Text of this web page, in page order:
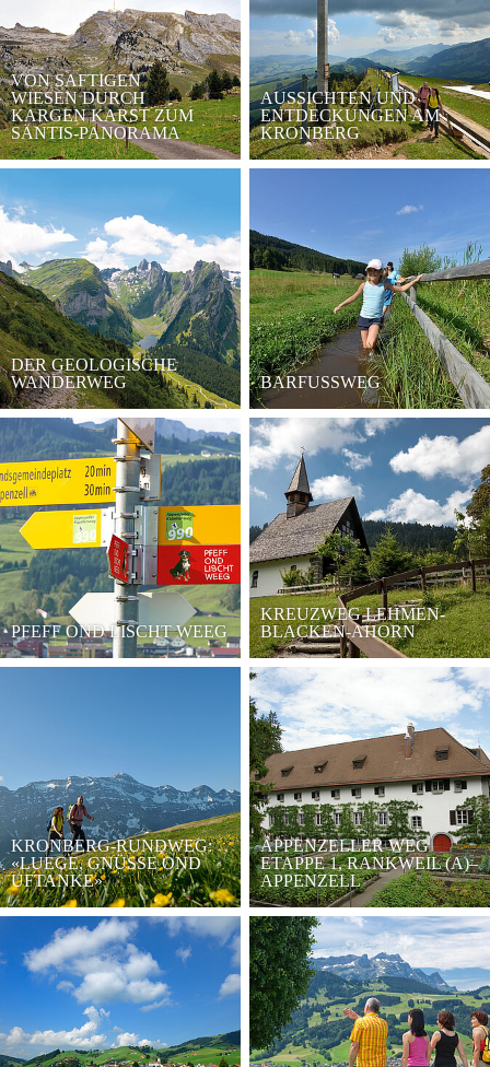
VON SAFTIGEN
WIESEN DURCH
KARGEN KARST ZUM
SÄNTIS-PANORAMA
AUSSICHTEN UND
ENTDECKUNGEN AM
KRONBERG
DER GEOLOGISCHE
WANDERWEG
BARFUSSWEG
PFEFF OND LISCHT WEEG
KREUZWEG LEHMEN-
BLACKEN-AHORN
KRONBERG-RUNDWEG:
«LUEGE, GNÜSSE OND
UFTANKE»
APPENZELLER WEG
ETAPPE 1, RANKWEIL (A)–
APPENZELL